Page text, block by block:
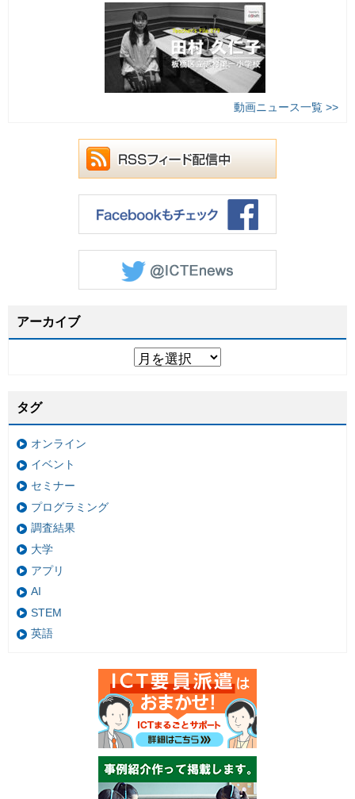
動画ニュース一覧 >>
アーカイブ
タグ
オンライン
イベント
セミナー
プログラミング
調査結果
大学
アプリ
AI
STEM
英語